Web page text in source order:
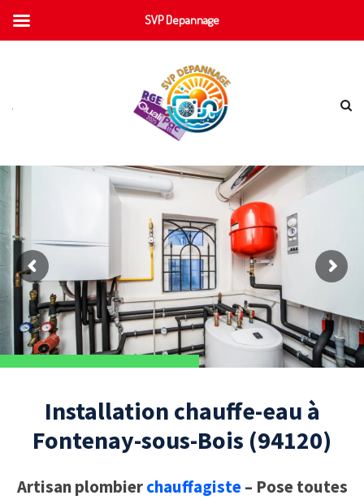
Installation chauffe-eau à
Fontenay-sous-Bois (94120)
Artisan plombierchauffagiste– Pose toutes
SVP Depannage